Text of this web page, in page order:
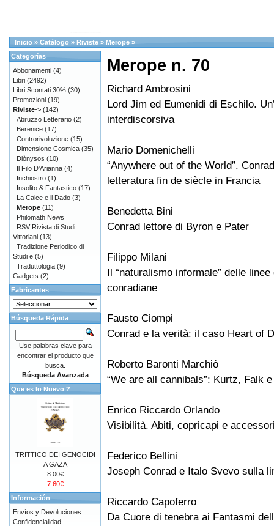
Inicio » Catálogo » Riviste » Merope »
Merope n. 70
Richard Ambrosini
Lord Jim ed Eumenidi di Eschilo.
interdiscorsiva
Mario Domenichelli
“Anywhere out of the World”.
letteratura fin de siècle in Francia
Benedetta Bini
Conrad lettore di Byron e Pater
Filippo Milani
Il “naturalismo informale” delle linee
conradiane
Fausto Ciompi
Conrad e la verità: il caso Heart of
Roberto Baronti Marchiò
“We are all cannibals”: Kurtz, Falk
Enrico Riccardo Orlando
Visibilità. Abiti, copricapi e
Federico Bellini
Joseph Conrad e Italo Svevo sulla
Riccardo Capoferro
Da Cuore di tenebra ai Fantasmi
Categorías
Abbonamenti (4)
Libri (2492)
Libri Scontati 30% (30)
Promozioni (19)
Riviste-> (142)
Abruzzo Letterario (2)
Berenice (17)
Controrivoluzione (15)
Dimensione Cosmica (35)
Diònysos (10)
Il Filo D'Arianna (4)
Inchiostro (1)
Insolito & Fantastico (17)
La Calce e il Dado (3)
Merope (11)
Philomath News
RSV Rivista di Studi
Vittoriani (13)
Tradizione Periodico di
Studi e (5)
Traduttologia (9)
Gadgets (2)
Fabricantes
Búsqueda Rápida
Use palabras clave para
encontrar el producto que
busca.
Búsqueda Avanzada
Que es lo Nuevo ?
TRITTICO DEI GENOCIDI
A GAZA
8.00€
7.60€
Información
Envíos y Devoluciones
Confidencialidad